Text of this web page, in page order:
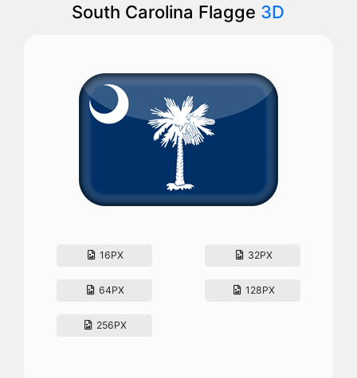
South Carolina Flagge 3D
16PX 32PX
64PX 128PX
256PX